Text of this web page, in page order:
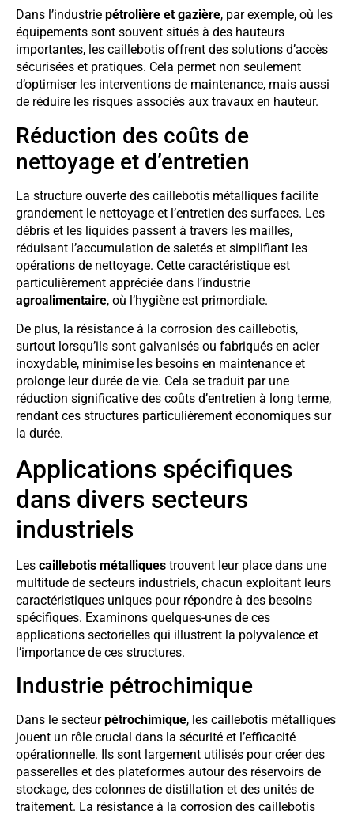
Dans l’industrie pétrolière et gazière, par exemple, où les
équipements sont souvent situés à des hauteurs
importantes, les caillebotis offrent des solutions d’accès
sécurisées et pratiques. Cela permet non seulement
d’optimiser les interventions de maintenance, mais aussi
de réduire les risques associés aux travaux en hauteur.
Réduction des coûts de
nettoyage et d’entretien
La structure ouverte des caillebotis métalliques facilite
grandement le nettoyage et l’entretien des surfaces. Les
débris et les liquides passent à travers les mailles,
réduisant l’accumulation de saletés et simplifiant les
opérations de nettoyage. Cette caractéristique est
particulièrement appréciée dans l’industrie
agroalimentaire, où l’hygiène est primordiale.
De plus, la résistance à la corrosion des caillebotis,
surtout lorsqu’ils sont galvanisés ou fabriqués en acier
inoxydable, minimise les besoins en maintenance et
prolonge leur durée de vie. Cela se traduit par une
réduction significative des coûts d’entretien à long terme,
rendant ces structures particulièrement économiques sur
la durée.
Applications spécifiques
dans divers secteurs
industriels
Les caillebotis métalliques trouvent leur place dans une
multitude de secteurs industriels, chacun exploitant leurs
caractéristiques uniques pour répondre à des besoins
spécifiques. Examinons quelques-unes de ces
applications sectorielles qui illustrent la polyvalence et
l’importance de ces structures.
Industrie pétrochimique
Dans le secteurpétrochimique, les caillebotis métalliques
jouent un rôle crucial dans la sécurité et l’efficacité
opérationnelle. Ils sont largement utilisés pour créer des
passerelles et des plateformes autour des réservoirs de
stockage, des colonnes de distillation et des unités de
traitement. La résistance à la corrosion des caillebotis